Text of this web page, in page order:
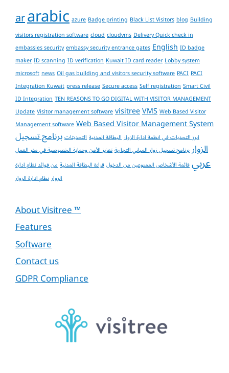
ararabicazureBadge printing Black List Visitorsblog Building
visitors registration softwarecloudcloudvmsDelivery Quick check in
embassies securityembassy security entrance gatesEnglishID badge
makerID scanning ID verificationKuwait ID card readerLobby system
microsoftnewsOil gas building and visitors security softwarePACIPACI
Integration Kuwaitpress releaseSecure accessSelf registrationSmart Civil
ID IntegrationTEN REASONS TO GO DIGITAL WITH VISITOR MANAGEMENT
UpdateVisitor management softwarevisitreeVMSWeb Based Visitor
Management softwareWeb Based Visitor Management System
ابرز التحديات في انظمة ادارة الزوارالبطاقة المدنيةالتحديثاتبرنامج تسجيل
الزواربرنامج تسجيل زوار المباني التجاريةتعزيز الأمن وحماية الخصوصية في مقر العمل
عربيقائمة الأشخاص الممنوعين من الدخولقراءة البطاقة المدنيةمن فوائد نظام ادارة
الزوارنظام ادارة الزوار
About Visitree ™
Features
Software
Contact us
GDPR Compliance